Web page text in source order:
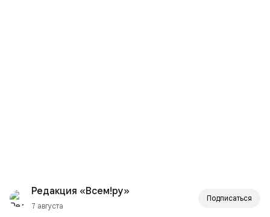
Редакция «Всем!ру»
7 августа
Подписаться